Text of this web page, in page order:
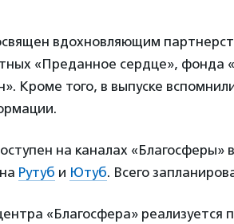
вдохновляющим
«Преданное сердце», фонда
Кроме того, в выпуске
на каналах «Благосферы»
Рутуб и Ютуб. Всего
«Благосфера»